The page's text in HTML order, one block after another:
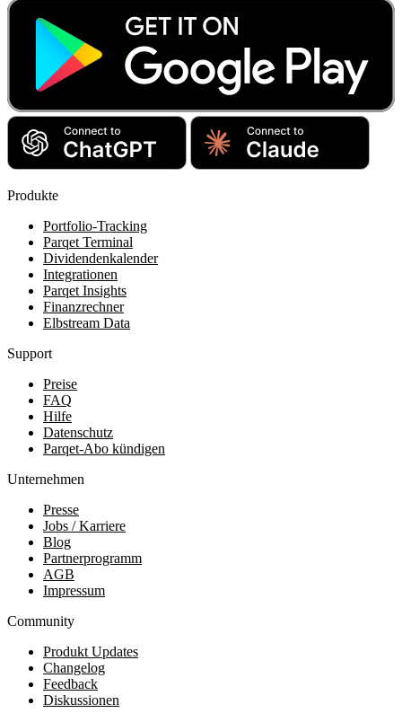
Produkte
Portfolio-Tracking
Parqet Terminal
Dividendenkalender
Integrationen
Parqet Insights
Finanzrechner
Elbstream Data
Support
Preise
FAQ
Hilfe
Datenschutz
Parqet-Abo kündigen
Unternehmen
Presse
Jobs / Karriere
Blog
Partnerprogramm
AGB
Impressum
Community
Produkt Updates
Changelog
Feedback
Diskussionen